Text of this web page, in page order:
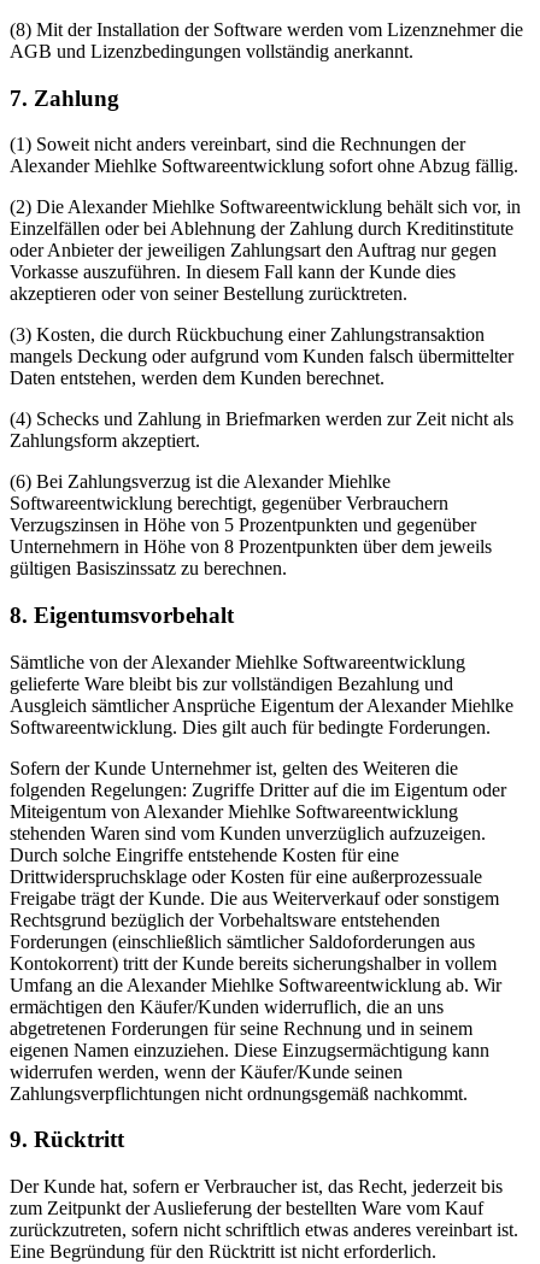
(8) Mit der Installation der Software werden vom Lizenznehmer die
AGB und Lizenzbedingungen vollständig anerkannt.
7. Zahlung
(1) Soweit nicht anders vereinbart, sind die Rechnungen der
Alexander Miehlke Softwareentwicklung sofort ohne Abzug fällig.
(2) Die Alexander Miehlke Softwareentwicklung behält sich vor, in
Einzelfällen oder bei Ablehnung der Zahlung durch Kreditinstitute
oder Anbieter der jeweiligen Zahlungsart den Auftrag nur gegen
Vorkasse auszuführen. In diesem Fall kann der Kunde dies
akzeptieren oder von seiner Bestellung zurücktreten.
(3) Kosten, die durch Rückbuchung einer Zahlungstransaktion
mangels Deckung oder aufgrund vom Kunden falsch übermittelter
Daten entstehen, werden dem Kunden berechnet.
(4) Schecks und Zahlung in Briefmarken werden zur Zeit nicht als
Zahlungsform akzeptiert.
(6) Bei Zahlungsverzug ist die Alexander Miehlke
Softwareentwicklung berechtigt, gegenüber Verbrauchern
Verzugszinsen in Höhe von 5 Prozentpunkten und gegenüber
Unternehmern in Höhe von 8 Prozentpunkten über dem jeweils
gültigen Basiszinssatz zu berechnen.
8. Eigentumsvorbehalt
Sämtliche von der Alexander Miehlke Softwareentwicklung
gelieferte Ware bleibt bis zur vollständigen Bezahlung und
Ausgleich sämtlicher Ansprüche Eigentum der Alexander Miehlke
Softwareentwicklung. Dies gilt auch für bedingte Forderungen.
Sofern der Kunde Unternehmer ist, gelten des Weiteren die
folgenden Regelungen: Zugriffe Dritter auf die im Eigentum oder
Miteigentum von Alexander Miehlke Softwareentwicklung
stehenden Waren sind vom Kunden unverzüglich aufzuzeigen.
Durch solche Eingriffe entstehende Kosten für eine
Drittwiderspruchsklage oder Kosten für eine außerprozessuale
Freigabe trägt der Kunde. Die aus Weiterverkauf oder sonstigem
Rechtsgrund bezüglich der Vorbehaltsware entstehenden
Forderungen (einschließlich sämtlicher Saldoforderungen aus
Kontokorrent) tritt der Kunde bereits sicherungshalber in vollem
Umfang an die Alexander Miehlke Softwareentwicklung ab. Wir
ermächtigen den Käufer/Kunden widerruflich, die an uns
abgetretenen Forderungen für seine Rechnung und in seinem
eigenen Namen einzuziehen. Diese Einzugsermächtigung kann
widerrufen werden, wenn der Käufer/Kunde seinen
Zahlungsverpflichtungen nicht ordnungsgemäß nachkommt.
9. Rücktritt
Der Kunde hat, sofern er Verbraucher ist, das Recht, jederzeit bis
zum Zeitpunkt der Auslieferung der bestellten Ware vom Kauf
zurückzutreten, sofern nicht schriftlich etwas anderes vereinbart ist.
Eine Begründung für den Rücktritt ist nicht erforderlich.